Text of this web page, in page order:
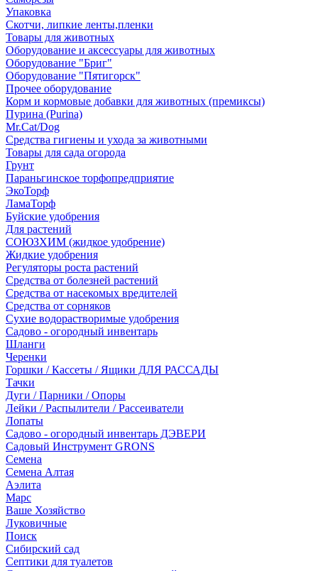
Упаковка
Скотчи, липкие ленты,пленки
Товары для животных
Оборудование и аксессуары для животных
Оборудование "Бриг"
Оборудование "Пятигорск"
Прочее оборудование
Корм и кормовые добавки для животных (премиксы)
Пурина (Purina)
Mr.Cat/Dog
Средства гигиены и ухода за животными
Товары для сада огорода
Грунт
Параньгинское торфопредприятие
ЭкоТорф
ЛамаТорф
Буйские удобрения
Для растений
СОЮЗХИМ (жидкое удобрение)
Жидкие удобрения
Регуляторы роста растений
Средства от болезней растений
Средства от насекомых вредителей
Средства от сорняков
Сухие водорастворимые удобрения
Садово - огородный инвентарь
Шланги
Черенки
Горшки / Кассеты / Ящики ДЛЯ РАССАДЫ
Тачки
Дуги / Парники / Опоры
Лейки / Распылители / Рассеиватели
Лопаты
Садово - огородный инвентарь ДЭВЕРИ
Садовый Инструмент GRONS
Семена
Семена Алтая
Аэлита
Марс
Ваше Хозяйство
Луковичные
Поиск
Сибирский сад
Септики для туалетов